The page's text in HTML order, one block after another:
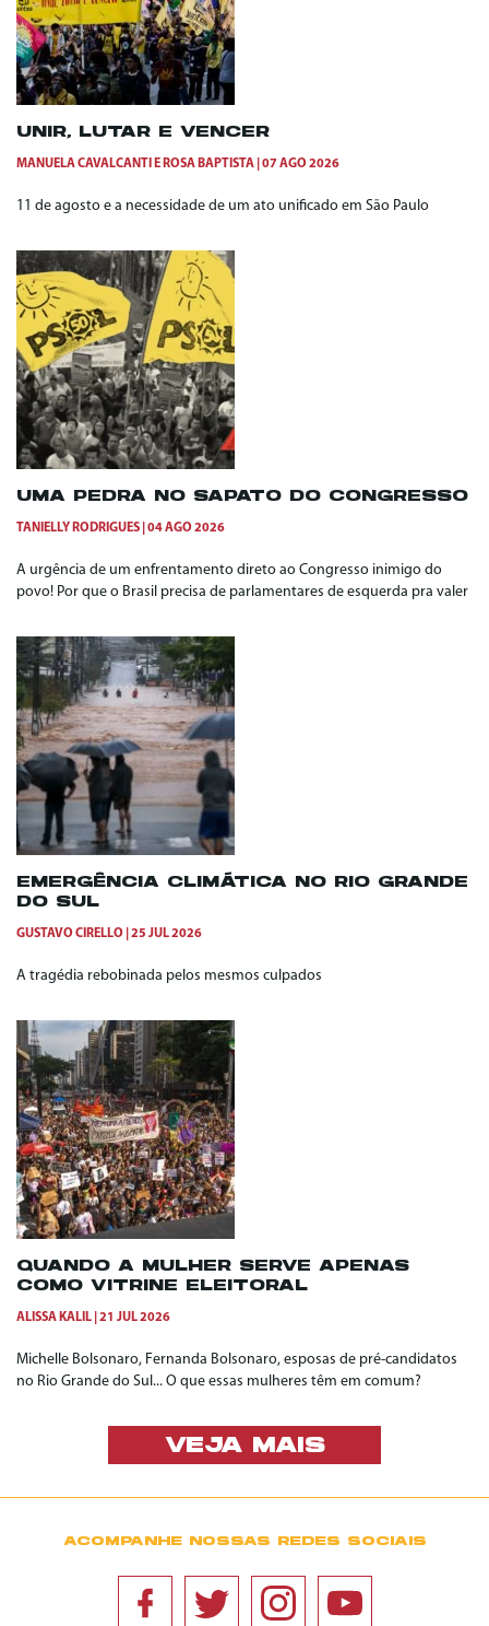
UNIR, LUTAR E VENCER
MANUELA CAVALCANTI E ROSA BAPTISTA 07 AGO 2026
11 de agosto e a necessidade de um ato unificado em São Paulo
UMA PEDRA NO SAPATO DO CONGRESSO
TANIELLY RODRIGUES 04 AGO 2026
A urgência de um enfrentamento direto ao Congresso inimigo do
povo! Por que o Brasil precisa de parlamentares de esquerda pra valer
EMERGÊNCIA CLIMÁTICA NO RIO GRANDE
DO SUL
GUSTAVO CIRELLO 25 JUL 2026
A tragédia rebobinada pelos mesmos culpados
QUANDO A MULHER SERVE APENAS
COMO VITRINE ELEITORAL
ALISSA KALIL 21 JUL 2026
Michelle Bolsonaro, Fernanda Bolsonaro, esposas de pré-candidatos
no Rio Grande do Sul... O que essas mulheres têm em comum?
VEJA MAIS
ACOMPANHE NOSSAS REDES SOCIAIS